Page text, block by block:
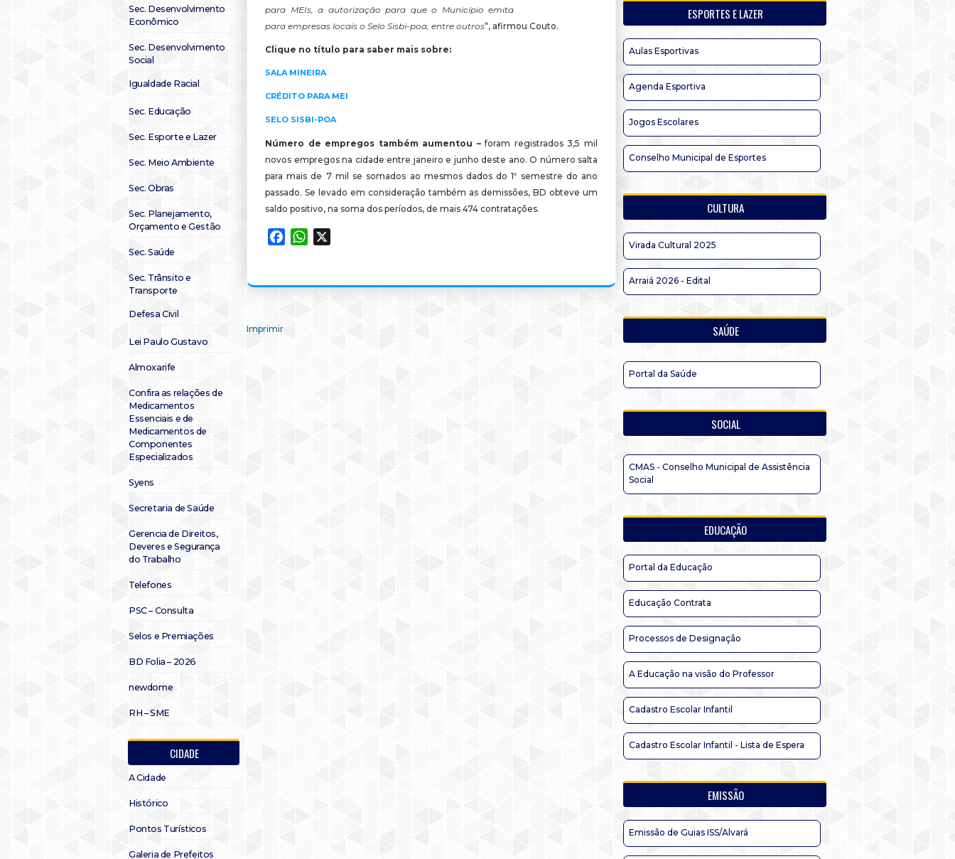
Sec. Desenvolvimento
Econômico
Sec. Desenvolvimento
Social
Igualdade Racial
Sec. Educação
Sec. Esporte e Lazer
Sec. Meio Ambiente
Sec. Obras
Sec. Planejamento,
Orçamento e Gestão
Sec. Saúde
Sec. Trânsito e
Transporte
Defesa Civil
Lei Paulo Gustavo
Almoxarife
Confira as relações de
Medicamentos
Essenciais e de
Medicamentos de
Componentes
Especializados
Syens
Secretaria de Saúde
Gerencia de Direitos,
Deveres e Segurança
do Trabalho
Telefones
PSC – Consulta
Selos e Premiações
BD Folia – 2026
newdome
RH – SME
CIDADE
A Cidade
Histórico
Pontos Turísticos
Galeria de Prefeitos
para MEIs, a autorização para que o Município emita
para empresas locais o Selo Sisbi-poa, entre outros“, afirmou Couto.
Clique no título para saber mais sobre:
SALA MINEIRA
CRÉDITO PARA MEI
SELO SISBI-POA
Número de empregos também aumentou –foram registrados 3,5 mil
novos empregos na cidade entre janeiro e junho deste ano. O número salta
paramais de 7 mil se somados ao mesmos dados do1º semestre do ano
passado. Se levado em consideração também as demissões, BD obteve um
saldo positivo, na soma dos períodos, de mais 474 contratações.
FacebookWhatsApp
Imprimir
ESPORTES E LAZER
Aulas Esportivas
Agenda Esportiva
Jogos Escolares
Conselho Municipal de Esportes
CULTURA
Virada Cultural 2025
Arraiá 2026 - Edital
SAÚDE
Portal da Saúde
SOCIAL
CMAS - Conselho Municipal de Assistência
Social
EDUCAÇÃO
Portal da Educação
Educação Contrata
Processos de Designação
A Educação na visão do Professor
Cadastro Escolar Infantil
Cadastro Escolar Infantil - Lista de Espera
EMISSÃO
Emissão de Guias ISS/Alvará